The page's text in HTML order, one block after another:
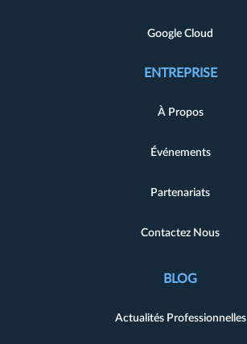
Google Cloud
ENTREPRISE
À Propos
Événements
Partenariats
Contactez Nous
BLOG
Actualités Professionnelles